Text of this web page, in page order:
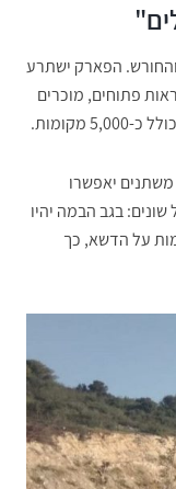
הפארק ישתרע
חריש לתאטראות פתוחים, מוכרים
משתנים יאפשרו
גודל שונים: בגב הבמה יהיו
בהיקף מתאים. בקדמת הבמה יהיו 400 מקומות ישיבה ועוד 100 מקומות על הדשא, כך